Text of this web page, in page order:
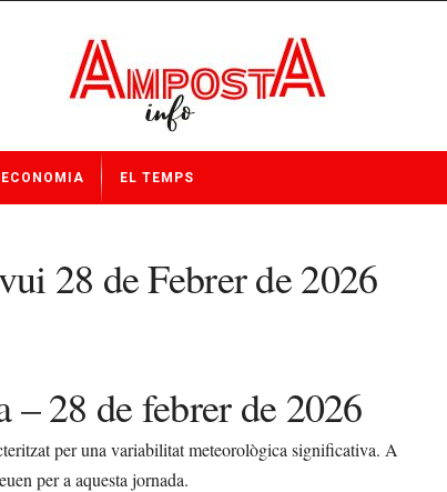
ECONOMIA EL TEMPS
28 de Febrer de 2026
28 de febrer de 2026
per una variabilitat meteorològica significativa. A
per a aquesta jornada.